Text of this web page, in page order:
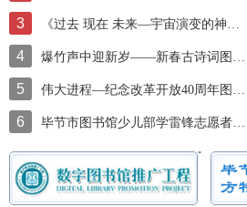
3 《过去 现在 未来—宇宙演变的神奇故事》图片展
4 爆竹声中迎新岁——新春古诗词图文展
5 伟大进程—纪念改革开放40周年图片展
6 毕节市图书馆少儿部学雷锋志愿者服务